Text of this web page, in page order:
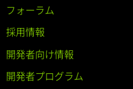
フォーラム
採用情報
開発者向け情報
開発者プログラム